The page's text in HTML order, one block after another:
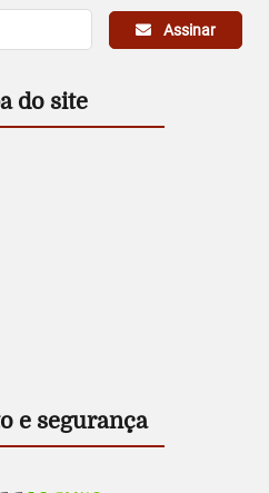
Assinar
do site
e segurança